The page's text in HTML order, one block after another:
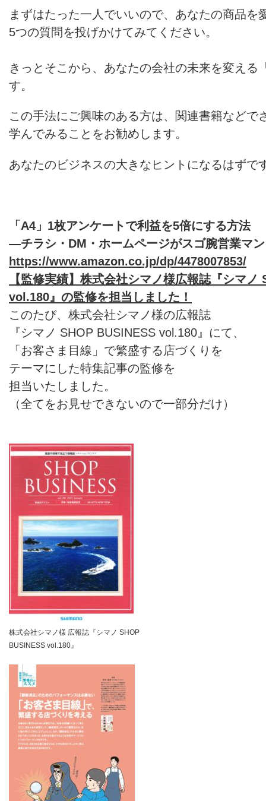
まずはたった一人でいいので、あなたの商品を
5つの質問を投げかけてみてください。
きっとそこから、あなたの会社の未来を変える
す。
この手法にご興味のある方は、関連書籍などで
学んでみることをお勧めします。
あなたのビジネスの大きなヒントになるはずで
「A4」1枚アンケートで利益を5倍にする方法
―チラシ・DM・ホームページがスゴ腕営業マ
https://www.amazon.co.jp/dp/4478007853/
【監修実績】株式会社シマノ様広報誌『シマノ
vol.180』の監修を担当しました！
このたび、株式会社シマノ様の広報誌
『シマノ SHOP BUSINESS vol.180』にて、
「お客さま目線」で繁盛する店づくりを
テーマにした特集記事の監修を
担当いたしました。
（全てをお見せできないので一部分だけ）
株式会社シマノ様 広報誌『シマノ SHOP
BUSINESS vol.180』